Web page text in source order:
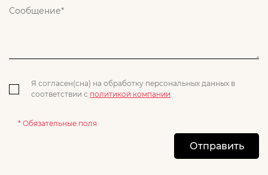
Я согласен(сна) на обработку персональных данных в
соответствии с политикой компании.
* Обязательные поля
Отправить